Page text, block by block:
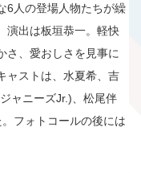
6人の登場人物たちが繰
演出は板垣恭一。軽快
さ、愛おしさを見事に
ャストは、水夏希、吉
ャニーズJr.)、松尾伴
フォトコールの後には